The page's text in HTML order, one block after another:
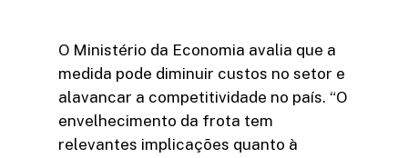
O Ministério da Economia avalia que a
medida pode diminuir custos no setor e
alavancar a competitividade no país. “O
envelhecimento da frota tem
relevantes implicações quanto à